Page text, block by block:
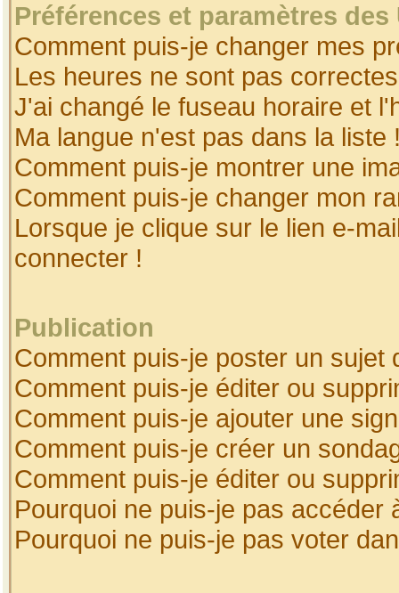
Préférences et paramètres
Comment puis-je changer mes
Les heures ne sont pas
J'ai changé le fuseau horaire et
Ma langue n'est pas dans la liste
Comment puis-je montrer une
Comment puis-je changer mon
Lorsque je clique sur le lien e-
connecter !
Publication
Comment puis-je poster un sujet
Comment puis-je éditer ou
Comment puis-je ajouter une
Comment puis-je créer un
Comment puis-je éditer ou
Pourquoi ne puis-je pas accéder
Pourquoi ne puis-je pas voter